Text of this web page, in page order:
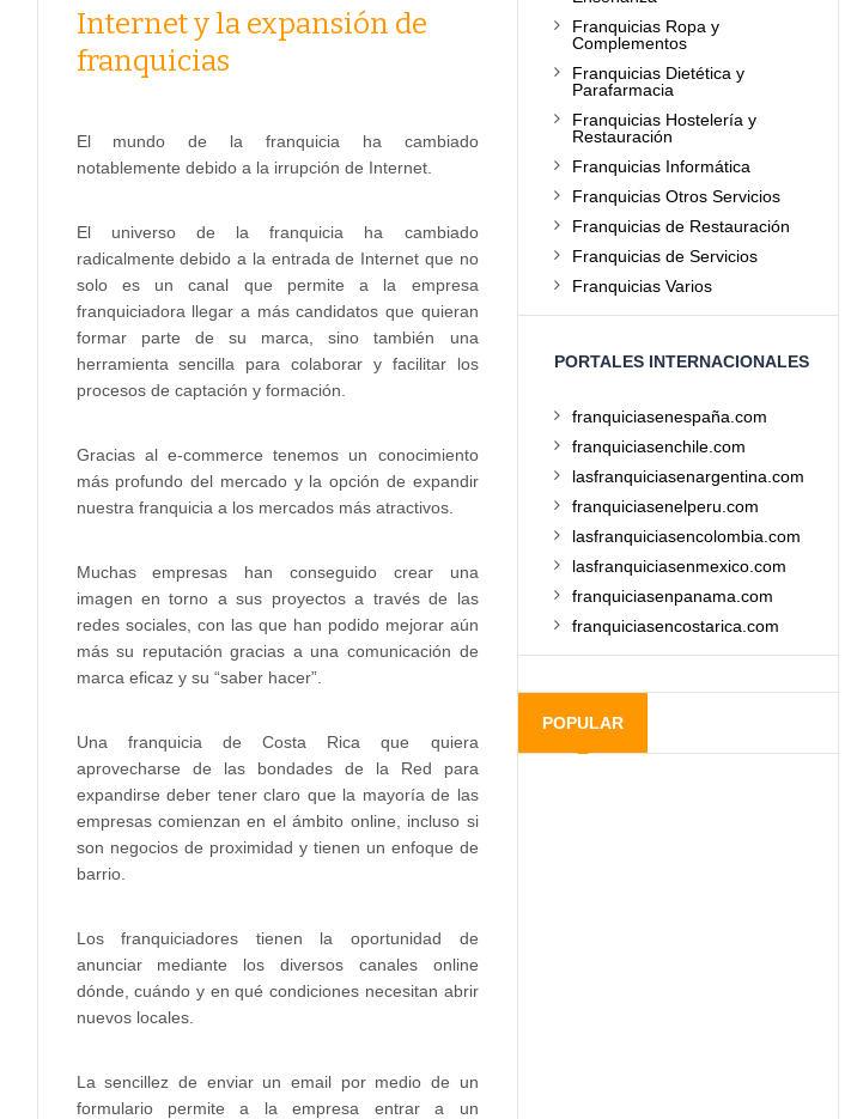
Internet y la expansión de
franquicias
El mundo de la franquicia ha cambiado
notablemente debido a la irrupción de Internet.
El universo de la franquicia ha cambiado
radicalmente debido a la entrada de Internet que no
solo es un canal que permite a la empresa
franquiciadora llegar a más candidatos que quieran
formar parte de su marca, sino también una
herramienta sencilla para colaborar y facilitar los
procesos de captación y formación.
Gracias al e-commerce tenemos un conocimiento
más profundo del mercado y la opción de expandir
nuestra franquicia a los mercados más atractivos.
Muchas empresas han conseguido crear una
imagen en torno a sus proyectos a través de las
redes sociales, con las que han podido mejorar aún
más su reputación gracias a una comunicación de
marca eficaz y su “saber hacer”.
Una franquicia de Costa Rica que quiera
aprovecharse de las bondades de la Red para
expandirse deber tener claro que la mayoría de las
empresas comienzan en el ámbito online, incluso si
son negocios de proximidad y tienen un enfoque de
barrio.
Los franquiciadores tienen la oportunidad de
anunciar mediante los diversos canales online
dónde, cuándo y en qué condiciones necesitan abrir
nuevos locales.
La sencillez de enviar un email por medio de un
formulario permite a la empresa entrar a un
Franquicias Ropa y
Complementos
Franquicias Dietética y
Parafarmacia
Franquicias Hostelería y
Restauración
Franquicias Informática
Franquicias Otros Servicios
Franquicias de Restauración
Franquicias de Servicios
Franquicias Varios
PORTALES INTERNACIONALES
franquiciasenespaña.com
franquiciasenchile.com
lasfranquiciasenargentina.com
franquiciasenelperu.com
lasfranquiciasencolombia.com
lasfranquiciasenmexico.com
franquiciasenpanama.com
franquiciasencostarica.com
POPULAR